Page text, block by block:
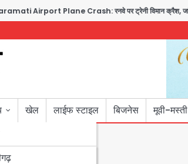
Airport Plane Crash: रनवे पर ट्रेनी विमान क्रैश, जांच शुरू
खेल लाईफ स्टाइल बिजनेस मूवी-मस्ती